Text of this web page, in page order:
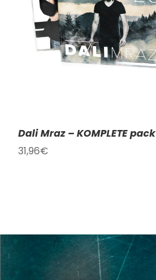
Dali Mraz – KOMPLETE pack
31,96€